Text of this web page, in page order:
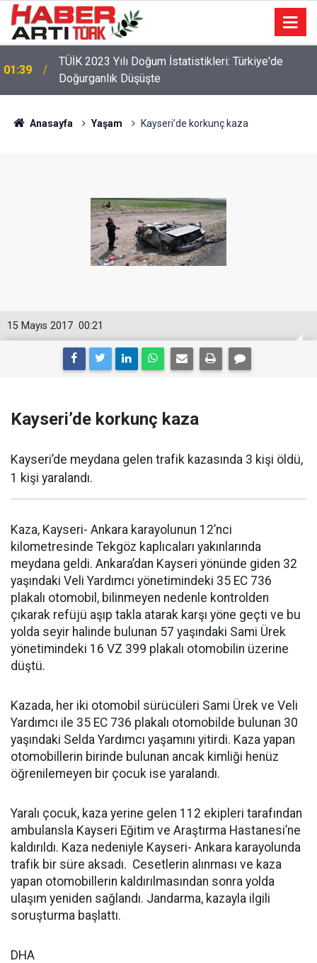
01:39
TÜİK 2023 Yılı Doğum İstatistikleri: Türkiye'de
Doğurganlık Düşüşte
Anasayfa Yaşam Kayseri’de korkunç kaza
00:21
15 Mayıs 2017
Kayseri’de korkunç kaza
Kayseri’de meydana gelen trafik kazasında 3 kişi öldü,
1 kişi yaralandı.
Kaza, Kayseri- Ankara karayolunun 12’nci
kilometresinde Tekgöz kaplıcaları yakınlarında
meydana geldi. Ankara’dan Kayseri yönünde giden 32
yaşındaki Veli Yardımcı yönetimindeki 35 EC 736
plakalı otomobil, bilinmeyen nedenle kontrolden
çıkarak refüjü aşıp takla atarak karşı yöne geçti ve bu
yolda seyir halinde bulunan 57 yaşındaki Sami Ürek
yönetimindeki 16 VZ 399 plakalı otomobilin üzerine
düştü.
Kazada, her iki otomobil sürücüleri Sami Ürek ve Veli
Yardımcı ile 35 EC 736 plakalı otomobilde bulunan 30
yaşındaki Selda Yardımcı yaşamını yitirdi. Kaza yapan
otomobillerin birinde bulunan ancak kimliği henüz
öğrenilemeyen bir çocuk ise yaralandı.
Yaralı çocuk, kaza yerine gelen 112 ekipleri tarafından
ambulansla Kayseri Eğitim ve Araştırma Hastanesi’ne
kaldırıldı. Kaza nedeniyle Kayseri- Ankara karayolunda
trafik bir süre aksadı. Cesetlerin alınması ve kaza
yapan otomobillerin kaldırılmasından sonra yolda
ulaşım yeniden sağlandı. Jandarma, kazayla ilgili
soruşturma başlattı.
DHA